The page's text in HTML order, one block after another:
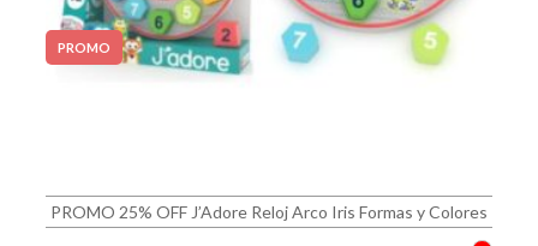
PROMO
PROMO 25% OFF J’Adore Reloj Arco Iris Formas y Colores